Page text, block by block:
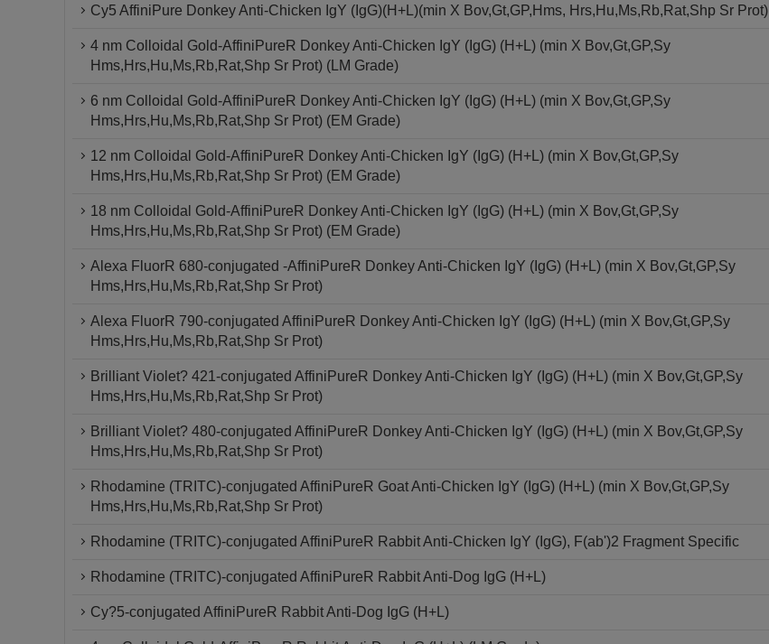
Cy5 AffiniPure Donkey Anti-Chicken IgY (IgG)(H+L)(min X Bov,Gt,GP,Hms, Hrs,Hu,Ms,Rb,Rat,Shp Sr Prot)
4 nm Colloidal Gold-AffiniPureR Donkey Anti-Chicken IgY (IgG) (H+L) (min X Bov,Gt,GP,Sy
Hms,Hrs,Hu,Ms,Rb,Rat,Shp Sr Prot) (LM Grade)
6 nm Colloidal Gold-AffiniPureR Donkey Anti-Chicken IgY (IgG) (H+L) (min X Bov,Gt,GP,Sy
Hms,Hrs,Hu,Ms,Rb,Rat,Shp Sr Prot) (EM Grade)
12 nm Colloidal Gold-AffiniPureR Donkey Anti-Chicken IgY (IgG) (H+L) (min X Bov,Gt,GP,Sy
Hms,Hrs,Hu,Ms,Rb,Rat,Shp Sr Prot) (EM Grade)
18 nm Colloidal Gold-AffiniPureR Donkey Anti-Chicken IgY (IgG) (H+L) (min X Bov,Gt,GP,Sy
Hms,Hrs,Hu,Ms,Rb,Rat,Shp Sr Prot) (EM Grade)
Alexa FluorR 680-conjugated -AffiniPureR Donkey Anti-Chicken IgY (IgG) (H+L) (min X Bov,Gt,GP,Sy
Hms,Hrs,Hu,Ms,Rb,Rat,Shp Sr Prot)
Alexa FluorR 790-conjugated AffiniPureR Donkey Anti-Chicken IgY (IgG) (H+L) (min X Bov,Gt,GP,Sy
Hms,Hrs,Hu,Ms,Rb,Rat,Shp Sr Prot)
Brilliant Violet? 421-conjugated AffiniPureR Donkey Anti-Chicken IgY (IgG) (H+L) (min X Bov,Gt,GP,Sy
Hms,Hrs,Hu,Ms,Rb,Rat,Shp Sr Prot)
Brilliant Violet? 480-conjugated AffiniPureR Donkey Anti-Chicken IgY (IgG) (H+L) (min X Bov,Gt,GP,Sy
Hms,Hrs,Hu,Ms,Rb,Rat,Shp Sr Prot)
Rhodamine (TRITC)-conjugated AffiniPureR Goat Anti-Chicken IgY (IgG) (H+L) (min X Bov,Gt,GP,Sy
Hms,Hrs,Hu,Ms,Rb,Rat,Shp Sr Prot)
Rhodamine (TRITC)-conjugated AffiniPureR Rabbit Anti-Chicken IgY (IgG), F(ab')2 Fragment Specific
Rhodamine (TRITC)-conjugated AffiniPureR Rabbit Anti-Dog IgG (H+L)
Cy?5-conjugated AffiniPureR Rabbit Anti-Dog IgG (H+L)